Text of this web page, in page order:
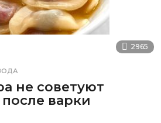
2965
не советуют
варки